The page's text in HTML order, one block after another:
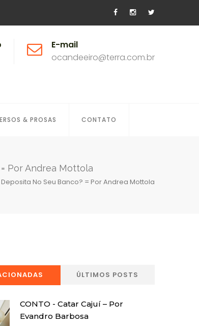
E-mail
ocandeeiro@terra.com.br
& PROSAS CONTATO
Por Andrea Mottola
No Seu Banco? = Por Andrea Mottola
ÚLTIMOS POSTS
CONTO - Catar Cajuí – Por
Evandro Barbosa